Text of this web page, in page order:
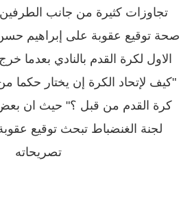
تجاوزات كثيرة من جانب
صحة توقيع عقوبة على إبراهيم حسن
الاول لكرة القدم بالنادي بعدما
"كيف لإتحاد الكرة إن يختار حكما
كرة القدم من قبل ؟" حيث ان
لجنة الغنضباط تبحث توقيع
تصريحاته